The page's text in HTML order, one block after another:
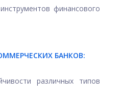
финансового
БАНКОВ:
различных типов